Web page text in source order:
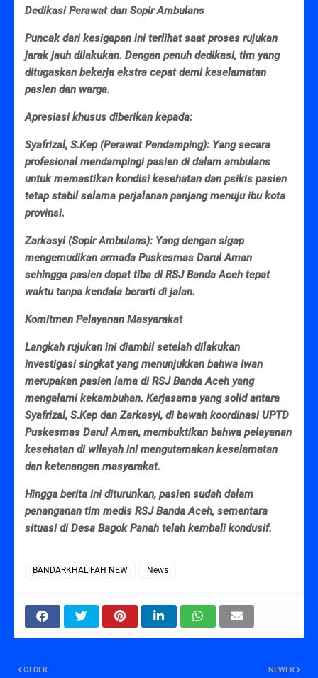
Dedikasi Perawat dan Sopir Ambulans
Puncak dari kesigapan ini terlihat saat proses rujukan
jarak jauh dilakukan. Dengan penuh dedikasi, tim yang
ditugaskan bekerja ekstra cepat demi keselamatan
pasien dan warga.
Apresiasi khusus diberikan kepada:
Syafrizal, S.Kep (Perawat Pendamping): Yang secara
profesional mendampingi pasien di dalam ambulans
untuk memastikan kondisi kesehatan dan psikis pasien
tetap stabil selama perjalanan panjang menuju ibu kota
provinsi.
Zarkasyi (Sopir Ambulans): Yang dengan sigap
mengemudikan armada Puskesmas Darul Aman
sehingga pasien dapat tiba di RSJ Banda Aceh tepat
waktu tanpa kendala berarti di jalan.
Komitmen Pelayanan Masyarakat
Langkah rujukan ini diambil setelah dilakukan
investigasi singkat yang menunjukkan bahwa Iwan
merupakan pasien lama di RSJ Banda Aceh yang
mengalami kekambuhan. Kerjasama yang solid antara
Syafrizal, S.Kep dan Zarkasyi, di bawah koordinasi UPTD
Puskesmas Darul Aman, membuktikan bahwa pelayanan
kesehatan di wilayah ini mengutamakan keselamatan
dan ketenangan masyarakat.
Hingga berita ini diturunkan, pasien sudah dalam
penanganan tim medis RSJ Banda Aceh, sementara
situasi di Desa Bagok Panah telah kembali kondusif.
BANDARKHALIFAH NEW News
NEWER
OLDER